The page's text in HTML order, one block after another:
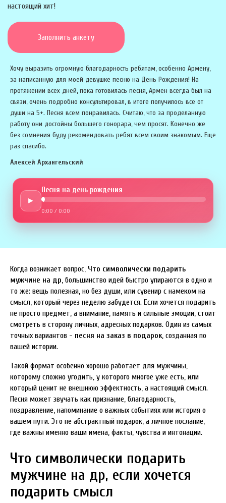
настоящий хит!
Заполнить анкету
Хочу выразить огромную благодарность ребятам, особенно Армену,
за написанную для моей девушке песню на День Рождения! На
протяжении всех дней, пока готовилась песня, Армен всегда был на
связи, очень подробно консультировал, в итоге получилось все от
души на 5+. Песня всем понравилась. Считаю, что за проделанную
работу они достойны большего гонорара, чем просят. Конечно же
без сомнения буду рекомендовать ребят всем своим знакомым. Еще
раз спасибо.
Алексей Архангельский
►
Песня на день рождения
0:00 / 0:00
Когда возникает вопрос, Что символически подарить
мужчине на др, большинство идей быстро упираются в одно и
то же: вещь полезная, но без души, или сувенир с намеком на
смысл, который через неделю забудется. Если хочется подарить
не просто предмет, а внимание, память и сильные эмоции, стоит
смотреть в сторону личных, адресных подарков. Один из самых
точных вариантов - песня на заказ в подарок, созданная по
вашей истории.
Такой формат особенно хорошо работает для мужчины,
которому сложно угодить, у которого многое уже есть, или
который ценит не внешнюю эффектность, а настоящий смысл.
Песня может звучать как признание, благодарность,
поздравление, напоминание о важных событиях или история о
вашем пути. Это не абстрактный подарок, а личное послание,
где важны именно ваши имена, факты, чувства и интонации.
Что символически подарить
мужчине на др, если хочется
подарить смысл